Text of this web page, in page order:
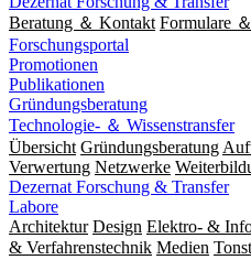
Beratung ＆ Kontakt Formulare
Forschungsportal
Promotionen
Publikationen
Gründungsberatung
Technologie- ＆ Wissenstransfer
Übersicht Gründungsberatung
Verwertung Netzwerke
Dezernat Forschung & Transfer
Labore
Architektur Design Elektro- &
& Verfahrenstechnik Medien